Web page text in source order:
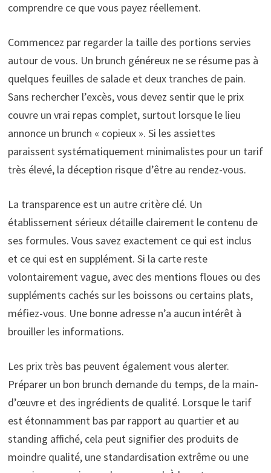
comprendre ce que vous payez réellement.
Commencez par regarder la taille des portions servies
autour de vous. Un brunch généreux ne se résume pas à
quelques feuilles de salade et deux tranches de pain.
Sans rechercher l’excès, vous devez sentir que le prix
couvre un vrai repas complet, surtout lorsque le lieu
annonce un brunch « copieux ». Si les assiettes
paraissent systématiquement minimalistes pour un tarif
très élevé, la déception risque d’être au rendez-vous.
La transparence est un autre critère clé. Un
établissement sérieux détaille clairement le contenu de
ses formules. Vous savez exactement ce qui est inclus
et ce qui est en supplément. Si la carte reste
volontairement vague, avec des mentions floues ou des
suppléments cachés sur les boissons ou certains plats,
méfiez-vous. Une bonne adresse n’a aucun intérêt à
brouiller les informations.
Les prix très bas peuvent également vous alerter.
Préparer un bon brunch demande du temps, de la main-
d’œuvre et des ingrédients de qualité. Lorsque le tarif
est étonnamment bas par rapport au quartier et au
standing affiché, cela peut signifier des produits de
moindre qualité, une standardisation extrême ou une